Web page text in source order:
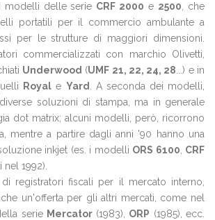
modelli delle serie CRF 2000 e 2500 , che
portatili per il commercio ambulante a
per le strutture di maggiori dimensioni.
commercializzati con marchio Olivetti,
Underwood (UMF 21, 22, 24, 28 ...) e in
Royal e Yard
. A seconda dei modelli,
soluzioni di stampa, ma in generale
dot matrix; alcuni modelli, però, ricorrono
mentre a partire dagli anni '90 hanno una
inkjet (es. i modelli ORS 6100 CRF
nel 1992).
registratori fiscali per il mercato interno,
un'offerta per gli altri mercati, come nel
serie Mercator (1983), ORP (1985), ecc.